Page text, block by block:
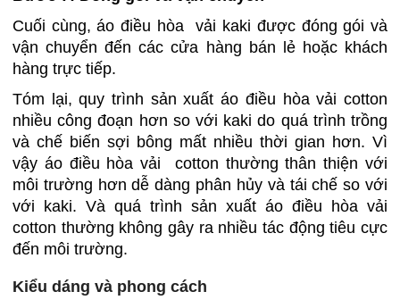
Cuối cùng, áo điều hòa vải kaki được đóng gói và
vận chuyển đến các cửa hàng bán lẻ hoặc khách
hàng trực tiếp.
Tóm lại, quy trình sản xuất áo điều hòa vải cotton
nhiều công đoạn hơn so với kaki do quá trình trồng
và chế biến sợi bông mất nhiều thời gian hơn. Vì
vậy áo điều hòa vải cotton thường thân thiện với
môi trường hơn dễ dàng phân hủy và tái chế so với
với kaki. Và quá trình sản xuất áo điều hòa vải
cotton thường không gây ra nhiều tác động tiêu cực
đến môi trường.
Kiểu dáng và phong cách